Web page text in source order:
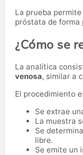
La prueba
próstata de forma
¿Cómo se
La analítica
venosa, similar a
El procedimiento
Se extrae
La muestra
Se
libre.
Se emite un